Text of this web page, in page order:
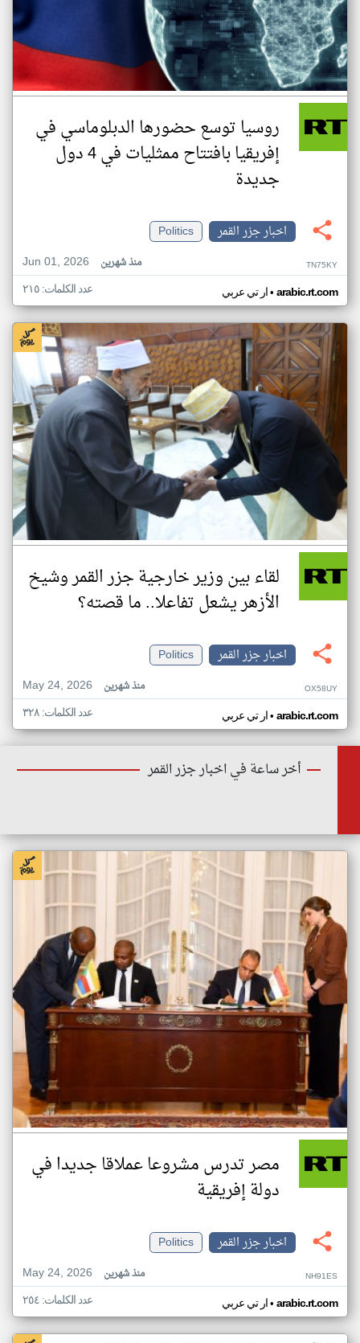
روسيا توسع حضورها الدبلوماسي في
إفريقيا بافتتاح ممثليات في 4 دول
جديدة
اخبار جزر القمر
Politics
Jun 01, 2026
منذ شهرين TN75KY
ار تي عربي• arabic.rt.com عدد الكلمات: ٢١٥
لقاء بين وزير خارجية جزر القمر وشيخ
الأزهر يشعل تفاعلا.. ما قصته؟
اخبار جزر القمر
Politics
May 24, 2026
منذ شهرين OX58UY
ار تي عربي• arabic.rt.com عدد الكلمات: ٣٢٨
أخر ساعة في اخبار جزر القمر
مصر تدرس مشروعا عملاقا جديدا في
دولة إفريقية
اخبار جزر القمر
Politics
May 24, 2026
منذ شهرين NH91ES
ار تي عربي• arabic.rt.com عدد الكلمات: ٢٥٤